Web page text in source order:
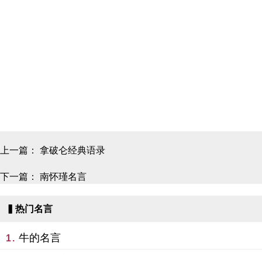
上一篇： 拿破仑经典语录
下一篇： 南怀瑾名言
▍热门名言
1. 牛的名言